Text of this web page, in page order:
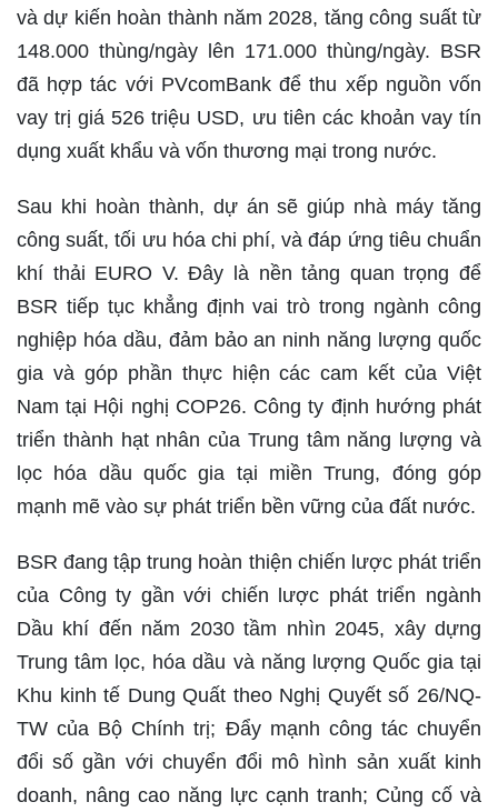
và dự kiến hoàn thành năm 2028, tăng công suất từ
148.000 thùng/ngày lên 171.000 thùng/ngày. BSR
đã hợp tác với PVcomBank để thu xếp nguồn vốn
vay trị giá 526 triệu USD, ưu tiên các khoản vay tín
dụng xuất khẩu và vốn thương mại trong nước.
Sau khi hoàn thành, dự án sẽ giúp nhà máy tăng
công suất, tối ưu hóa chi phí, và đáp ứng tiêu chuẩn
khí thải EURO V. Đây là nền tảng quan trọng để
BSR tiếp tục khẳng định vai trò trong ngành công
nghiệp hóa dầu, đảm bảo an ninh năng lượng quốc
gia và góp phần thực hiện các cam kết của Việt
Nam tại Hội nghị COP26. Công ty định hướng phát
triển thành hạt nhân của Trung tâm năng lượng và
lọc hóa dầu quốc gia tại miền Trung, đóng góp
mạnh mẽ vào sự phát triển bền vững của đất nước.
BSR đang tập trung hoàn thiện chiến lược phát triển
của Công ty gần với chiến lược phát triển ngành
Dầu khí đến năm 2030 tầm nhìn 2045, xây dựng
Trung tâm lọc, hóa dầu và năng lượng Quốc gia tại
Khu kinh tế Dung Quất theo Nghị Quyết số 26/NQ-
TW của Bộ Chính trị; Đẩy mạnh công tác chuyển
đổi số gần với chuyển đổi mô hình sản xuất kinh
doanh, nâng cao năng lực cạnh tranh; Củng cố và